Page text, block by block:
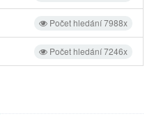
Počet hledání 7988x
Počet hledání 7246x